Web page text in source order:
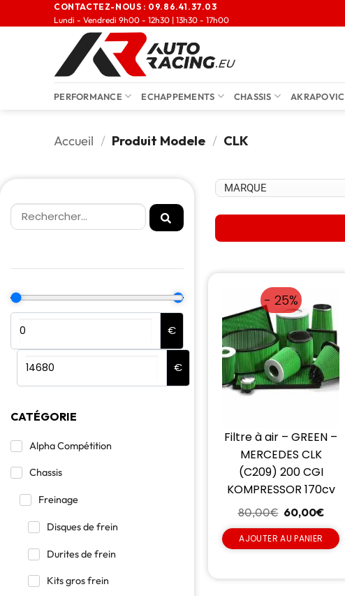
CONTACTEZ-NOUS : 09.86.41.37.03
Lundi - Vendredi 9h00 - 12h30 | 13h30 - 17h00
PERFORMANCE ECHAPPEMENTS CHASSIS AKRAPOVIC
Accueil / Produit Modele / CLK
€
€
CATÉGORIE
Alpha Compétition
Chassis
Freinage
Disques de frein
Durites de frein
Kits gros frein
- 25%
Filtre à air – GREEN –
MERCEDES CLK
(C209) 200 CGI
KOMPRESSOR 170cv
80,00€ 60,00€
AJOUTER AU PANIER